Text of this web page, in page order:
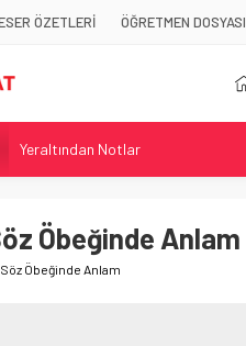
ÖZETLERİ ÖĞRETMEN DOSYASI
Yeraltından Notlar
Aylak Adam
Demiryolu Hikâyecileri
Korkuyu Beklerken
Öbeğinde Anlam
Öbeğinde Anlam